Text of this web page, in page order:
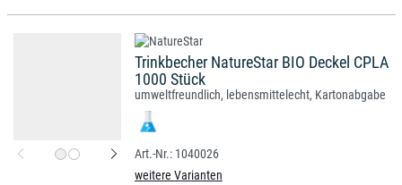
Trinkbecher NatureStar BIO Deckel CPLA
1000 Stück
umweltfreundlich, lebensmittelecht, Kartonabgabe
1040026
weitere Varianten